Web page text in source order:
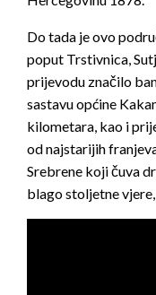
Do tada je ovo
poput Trstivnica,
prijevodu značilo
sastavu općine
kilometara, kao i
od najstarijih
Srebrene koji čuva
blago stoljetne